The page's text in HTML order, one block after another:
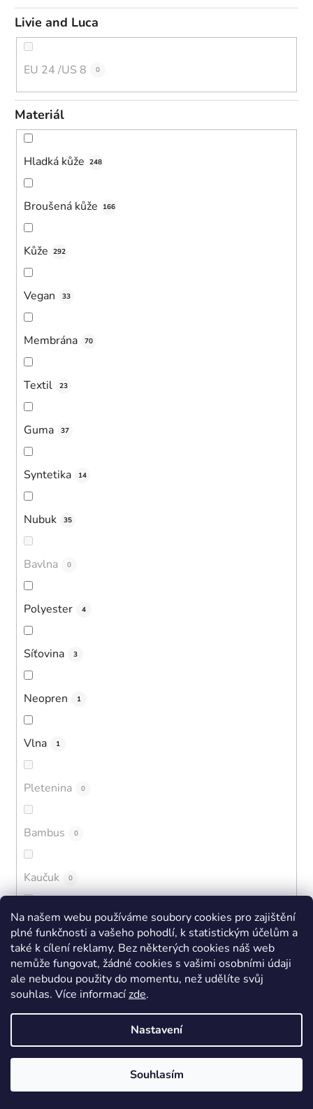
Na našem webu používáme soubory cookies pro zajištění
plné funkčnosti a vašeho pohodlí, k statistickým účelům a
také k cílení reklamy. Bez některých cookies náš web
nemůže fungovat, žádné cookies s vašimi osobními údaji
ale nebudou použity do momentu, než udělíte svůj
souhlas. Více informacízde.
Nastavení
Souhlasím
Livie and Luca
EU 24 /US 8 0
Materiál
Hladká kůže 248
Broušená kůže 166
Kůže 292
Vegan 33
Membrána 70
Textil 23
Guma 37
Syntetika 14
Nubuk 35
Bavlna 0
Polyester 4
Síťovina 3
Neopren 1
Vlna 1
Pletenina 0
Bambus 0
Kaučuk 0
EVA + BLOOM 0
Polyamidové mikrovlákno 0
Syntetická kůže 0
Mikrovlákno 4